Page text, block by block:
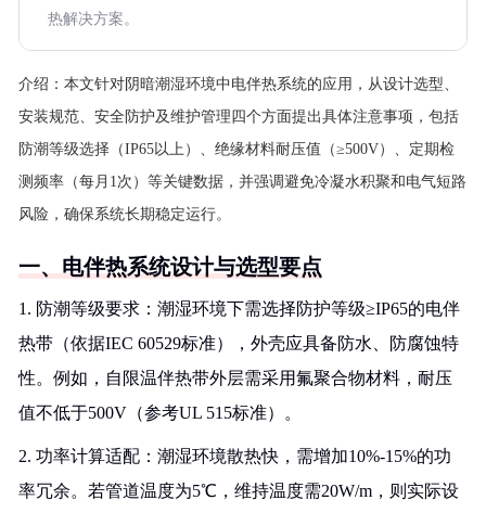
热解决方案。
介绍： 本文针对阴暗潮湿环境中电伴热系统的应用，从设计选型、
安装规范、安全防护及维护管理四个方面提出具体注意事项，包括
防潮等级选择（IP65以上）、绝缘材料耐压值（≥500V）、定期检
测频率（每月1次）等关键数据，并强调避免冷凝水积聚和电气短路
风险，确保系统长期稳定运行。
一、电伴热系统设计与选型要点
1. 防潮等级要求：潮湿环境下需选择防护等级≥IP65的电伴
热带（依据IEC 60529标准），外壳应具备防水、防腐蚀特
性。例如，自限温伴热带外层需采用氟聚合物材料，耐压
值不低于500V（参考UL 515标准）。
2. 功率计算适配：潮湿环境散热快，需增加10%-15%的功
率冗余。若管道温度为5℃，维持温度需20W/m，则实际设